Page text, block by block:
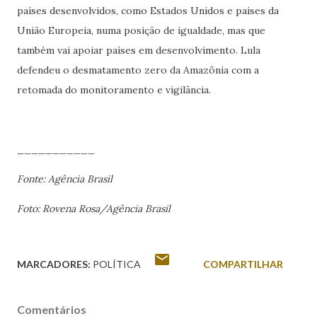
países desenvolvidos, como Estados Unidos e países da
União Europeia, numa posição de igualdade, mas que
também vai apoiar países em desenvolvimento. Lula
defendeu o desmatamento zero da Amazônia com a
retomada do monitoramento e vigilância.
Fonte: Agência Brasil
Foto: Rovena Rosa/Agência Brasil
MARCADORES: POLÍTICA COMPARTILHAR
Comentários